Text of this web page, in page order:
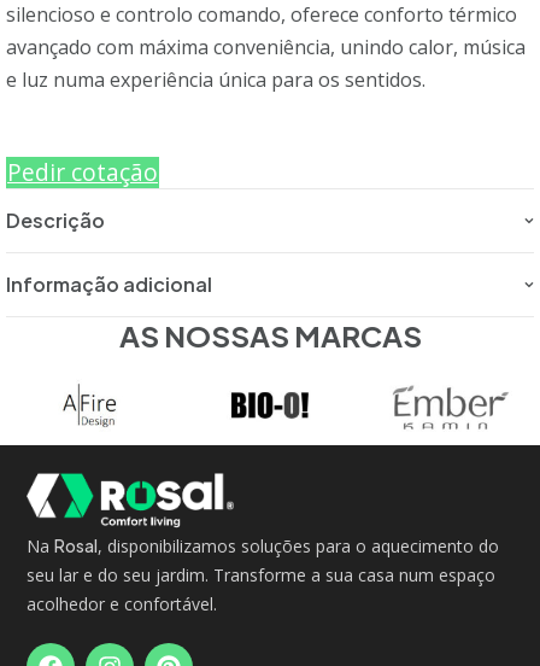
silencioso e controlo comando, oferece conforto térmico
avançado com máxima conveniência, unindo calor, música
e luz numa experiência única para os sentidos.
Pedir cotação
Descrição
Informação adicional
AS NOSSAS MARCAS
NaRosal, disponibilizamos soluções para o aquecimento do
seu lar e do seu jardim. Transforme a sua casa num espaço
acolhedor e confortável.